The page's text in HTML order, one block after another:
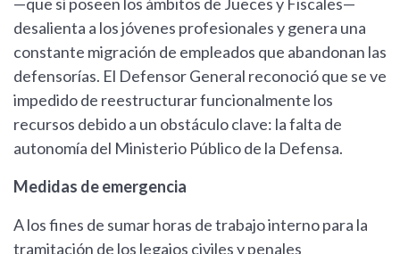
desalienta a los jóvenes profesionales y genera una
constante migración de empleados que abandonan las
defensorías. El Defensor General reconoció que se ve
impedido de reestructurar funcionalmente los
recursos debido a un obstáculo clave: la falta de
autonomía del Ministerio Público de la Defensa.
Medidas de emergencia
A los fines de sumar horas de trabajo interno para la
tramitación de los legajos civiles y penales